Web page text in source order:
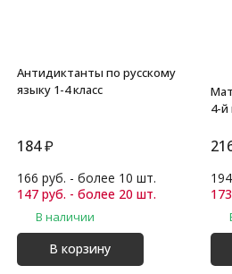
Антидиктанты по русскому
языку 1-4 класс
184₽
166 руб. - более 10 шт.
147 руб. - более 20 шт.
В наличии
В корзину
4-й